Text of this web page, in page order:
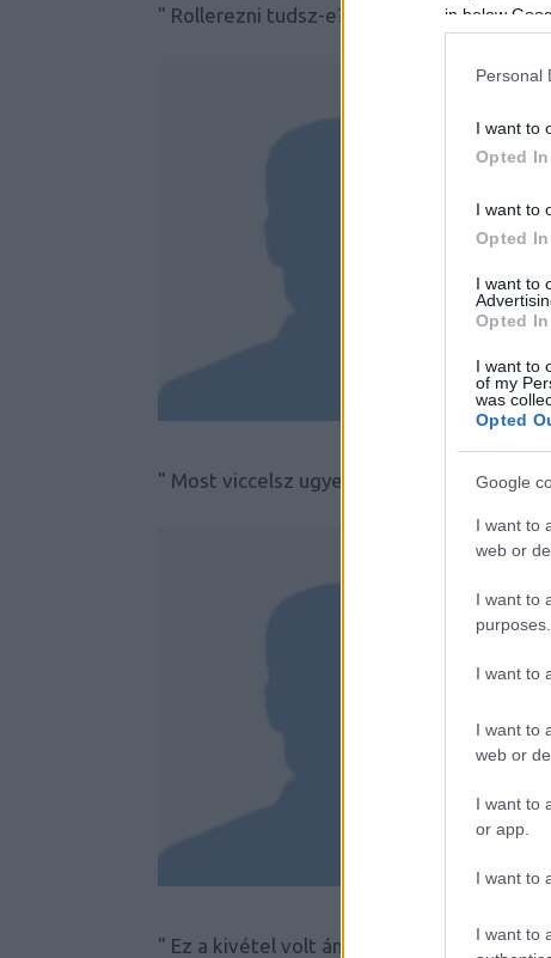
in below
Personal
I want to
Opted In
I want to
Opted In
I want to
Opted In
I want to
of my
was
Opted
Google
I want to
web or
I want to
purposes.
I want to
I want to
web or
I want to
or app.
I want to
I want to
" Rollerezni tudsz-e?" Fotó: LC
" Most viccelsz ugye?" Fotó: LC
" Ez a kivétel volt ám, nem a szabály" Fotó: